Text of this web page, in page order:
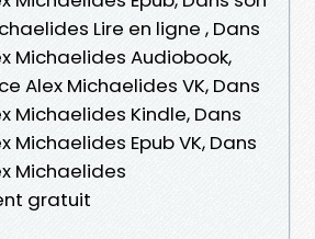
Lire en ligne , Dans
Michaelides Audiobook,
Alex Michaelides VK, Dans
Michaelides Kindle, Dans
Michaelides Epub VK, Dans
Michaelides
gratuit